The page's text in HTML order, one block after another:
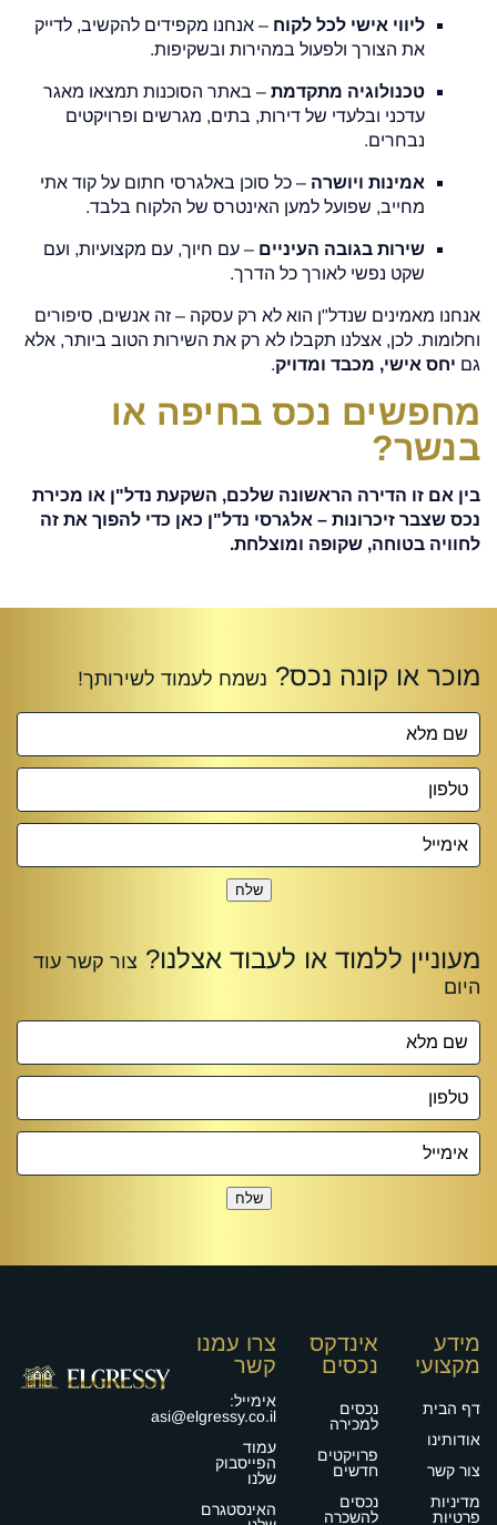
ליווי אישי לכל לקוח – אנחנו מקפידים להקשיב, לדייק
את הצורך ולפעול במהירות ובשקיפות.
טכנולוגיה מתקדמת – באתר הסוכנות תמצאו מאגר
עדכני ובלעדי של דירות, בתים, מגרשים ופרויקטים
נבחרים.
אמינות ויושרה – כל סוכן באלגרסי חתום על קוד אתי
מחייב, שפועל למען האינטרס של הלקוח בלבד.
שירות בגובה העיניים – עם חיוך, עם מקצועיות, ועם
שקט נפשי לאורך כל הדרך.
אנחנו מאמינים שנדל"ן הוא לא רק עסקה – זה אנשים, סיפורים
וחלומות. לכן, אצלנו תקבלו לא רק את השירות הטוב ביותר, אלא
גם יחס אישי, מכבד ומדויק.
מחפשים נכס בחיפה או
בנשר?
בין אם זו הדירה הראשונה שלכם, השקעת נדל"ן או מכירת
נכס שצבר זיכרונות – אלגרסי נדל"ן כאן כדי להפוך את זה
לחוויה בטוחה, שקופה ומוצלחת.
נכס? נשמח לעמוד לשירותך!
שלח
שלח
מידע
מקצועי
דף הבית
אודותינו
צור קשר
מדיניות
פרטיות
אינדקס
נכסים
נכסים
למכירה
פרויקטים
חדשים
נכסים
להשכרה
צרו עמנו
קשר
אימייל:
asi@elgressy.co.il
עמוד
הפייסבוק
שלנו
האינסטגרם